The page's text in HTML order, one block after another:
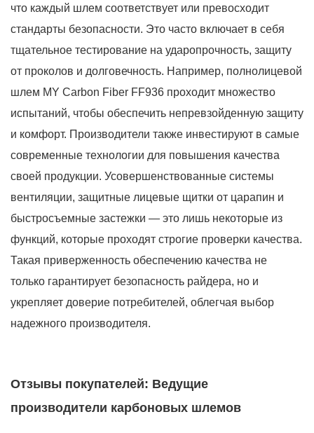
что каждый шлем соответствует или превосходит
стандарты безопасности. Это часто включает в себя
тщательное тестирование на ударопрочность, защиту
от проколов и долговечность. Например, полнолицевой
шлем MY Carbon Fiber FF936 проходит множество
испытаний, чтобы обеспечить непревзойденную защиту
и комфорт. Производители также инвестируют в самые
современные технологии для повышения качества
своей продукции. Усовершенствованные системы
вентиляции, защитные лицевые щитки от царапин и
быстросъемные застежки — это лишь некоторые из
функций, которые проходят строгие проверки качества.
Такая приверженность обеспечению качества не
только гарантирует безопасность райдера, но и
укрепляет доверие потребителей, облегчая выбор
надежного производителя.
Отзывы покупателей: Ведущие
производители карбоновых шлемов